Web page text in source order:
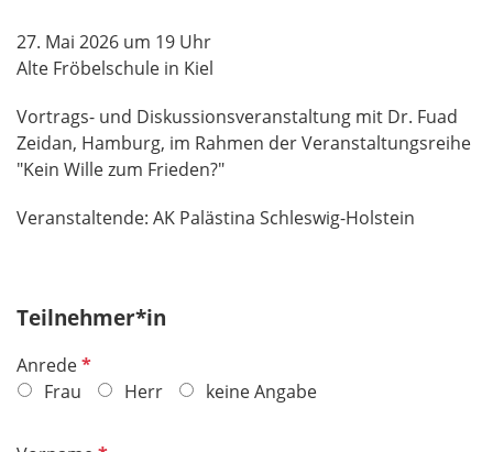
27. Mai 2026 um 19 Uhr
Alte Fröbelschule in Kiel
Vortrags- und Diskussionsveranstaltung mit Dr. Fuad
Zeidan, Hamburg, im Rahmen der Veranstaltungsreihe
"Kein Wille zum Frieden?"
Veranstaltende: AK Palästina Schleswig-Holstein
Teilnehmer*in
AnredeP
f
Frau Herr keine Angabe